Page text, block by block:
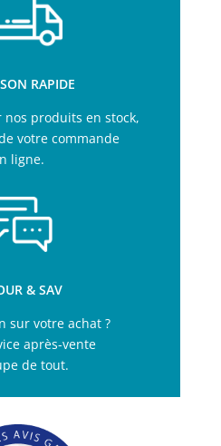
RAPIDE
nos produits en stock,
votre commande
ligne.
& SAV
sur votre achat ?
après-vente
de tout.